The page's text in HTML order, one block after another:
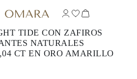
TIDE CON ZAFIROS
NATURALES
CT EN ORO AMARILLO